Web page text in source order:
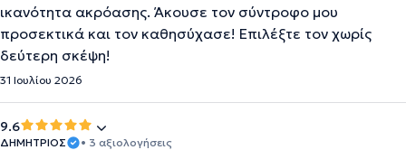
ικανότητα ακρόασης. Άκουσε τον σύντροφο μου
προσεκτικά και τον καθησύχασε! Επιλέξτε τον χωρίς
δεύτερη σκέψη!
31 Ιουλίου 2026
9.6
ΔΗΜΗΤΡΙΟΣ • 3 αξιολογήσεις